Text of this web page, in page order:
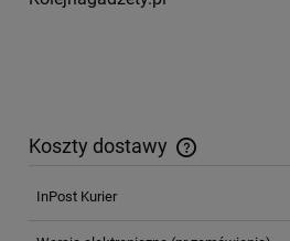
Koszty dostawy
Cena nie zawiera ewentualnych
InPost Kurier